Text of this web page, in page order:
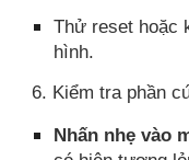
Thử reset hoặc
hình.
6. Kiểm tra phần
Nhấn nhẹ vào